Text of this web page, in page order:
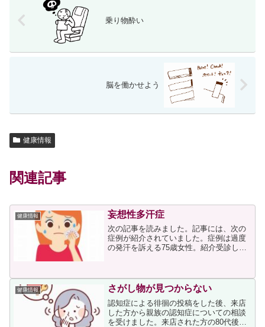
乗り物酔い
脳を働かせよう
健康情報
関連記事
健康情報 妄想性多汗症
次の記事を読みました。記事には、次の
症例が紹介されていました。症例は過度
の発汗を訴える75歳女性。紹介受診した
自覚しているにもかかわらず乾燥肌を呈
しており、Minor法...
健康情報 さがし物が見つからない
認知症による徘徊の投稿をした後、来店
した方から親族の認知症についての相談
を受けました。来店された方の80代後半